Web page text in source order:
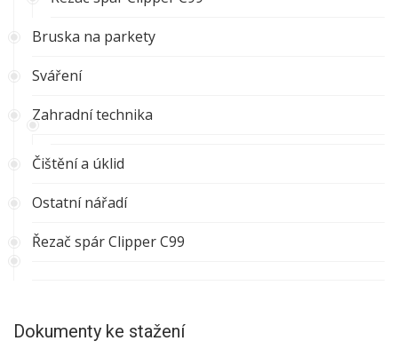
Bruska na parkety
Sváření
Zahradní technika
Čištění a úklid
Ostatní nářadí
Řezač spár Clipper C99
Dokumenty ke stažení